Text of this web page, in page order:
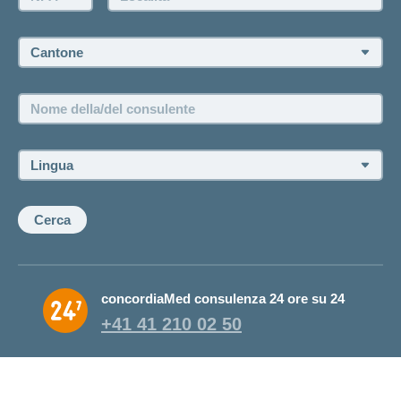
Fissare un appuntamento
Offerte di lavoro e carriera
Cantone:
Nome
della/del
Lingua:
Cerca
concordiaMed consulenza 24 ore su 24
+41 41 210 02 50